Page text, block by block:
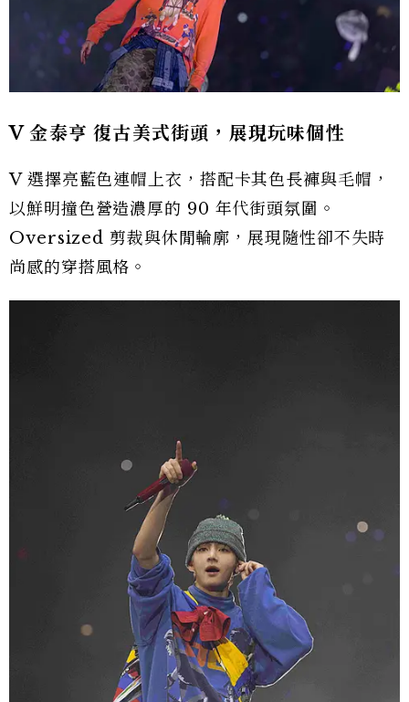
V 金泰亨 復古美式街頭，展現玩味個性
V 選擇亮藍色連帽上衣，搭配卡其色長褲與毛帽，
以鮮明撞色營造濃厚的 90 年代街頭氛圍。
Oversized 剪裁與休閒輪廓，展現隨性卻不失時
尚感的穿搭風格。